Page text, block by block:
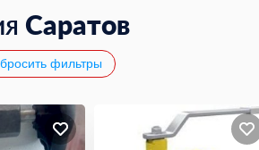
Саратов
фильтры